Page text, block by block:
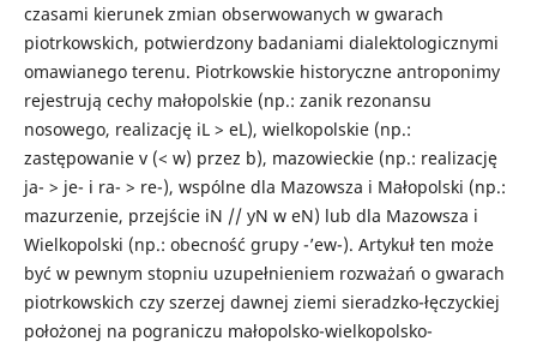
czasami kierunek zmian obserwowanych w gwarach
piotrkowskich, potwierdzony badaniami dialektologicznymi
omawianego terenu. Piotrkowskie historyczne antroponimy
rejestrują cechy małopolskie (np.: zanik rezonansu
nosowego, realizację iL > eL), wielkopolskie (np.:
zastępowanie v (< w) przez b), mazowieckie (np.: realizację
ja- > je- i ra- > re-), wspólne dla Mazowsza i Małopolski (np.:
mazurzenie, przejście iN // yN w eN) lub dla Mazowsza i
Wielkopolski (np.: obecność grupy -’ew-). Artykuł ten może
być w pewnym stopniu uzupełnieniem rozważań o gwarach
piotrkowskich czy szerzej dawnej ziemi sieradzko-łęczyckiej
położonej na pograniczu małopolsko-wielkopolsko-